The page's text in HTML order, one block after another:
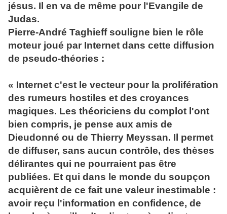
jésus. Il en va de même pour l'Evangile de
Judas.
Pierre-André Taghieff souligne bien le rôle
moteur joué par Internet dans cette diffusion
de pseudo-théories :
« Internet c'est le vecteur pour la prolifération
des rumeurs hostiles et des croyances
magiques. Les théoriciens du complot l'ont
bien compris, je pense aux amis de
Dieudonné ou de Thierry Meyssan. Il permet
de diffuser, sans aucun contrôle, des thèses
délirantes qui ne pourraient pas être
publiées. Et qui dans le monde du soupçon
acquièrent de ce fait une valeur inestimable :
avoir reçu l'information en confidence, de